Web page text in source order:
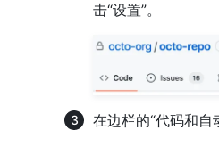
击“设置”。
在边栏的“代码和自